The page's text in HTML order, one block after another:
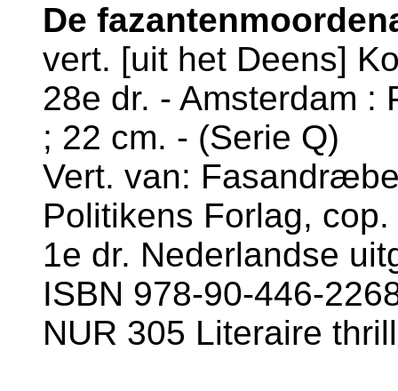
De
vert. [uit het Deens]
28e dr. - Amsterdam :
; 22 cm. - (Serie Q)
Vert. van:
Politikens Forlag,
1e dr. Nederlandse
ISBN 978-90-446-
NUR 305 Literaire